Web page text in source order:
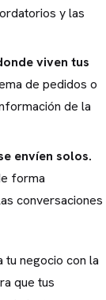
y las
viven tus
de pedidos o
de la
envíen solos.
forma
conversaciones
negocio con la
que tus